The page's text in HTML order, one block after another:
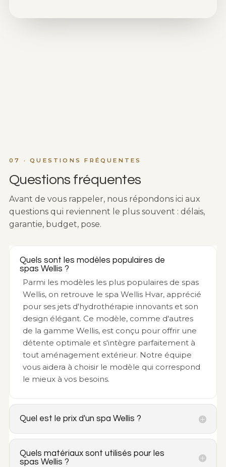
07 · QUESTIONS FRÉQUENTES
Questions fréquentes
Avant de vous rappeler, nous répondons ici aux
questions qui reviennent le plus souvent : délais,
garantie, budget, pose.
Quels sont les modèles populaires de
spas Wellis ?
Parmi les modèles les plus populaires de spas
Wellis, on retrouve le spa Wellis Hvar, apprécié
pour ses jets d'hydrothérapie innovants et son
design élégant. Ce modèle, comme d'autres
de la gamme Wellis, est conçu pour offrir une
détente optimale et s'intègre parfaitement à
tout aménagement extérieur. Notre équipe
vous aidera à choisir le modèle qui correspond
le mieux à vos besoins.
Quel est le prix d'un spa Wellis ?
Quels matériaux sont utilisés pour les
spas Wellis ?